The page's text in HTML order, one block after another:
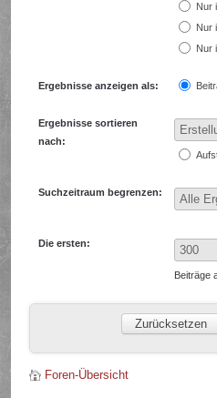
Nur
Nur
Nur
Ergebnisse anzeigen als:
Ergebnisse sortieren
nach:
Suchzeitraum begrenzen:
Die ersten:
Beiträge
Foren-Übersicht